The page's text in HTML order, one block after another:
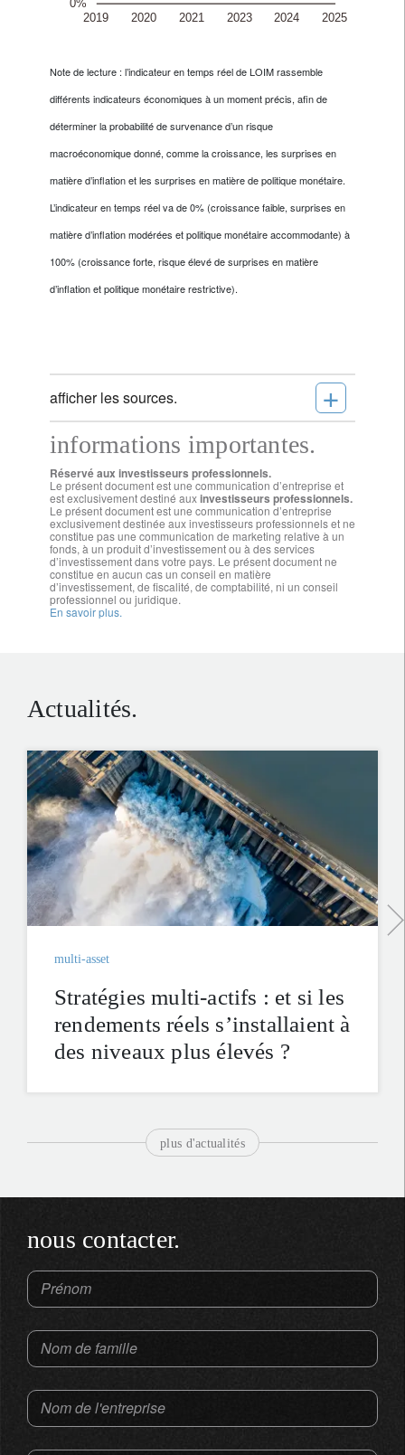
Note de lecture : l’indicateur en temps réel de LOIM rassemble
différents indicateurs économiques à un moment précis, afin de
déterminer la probabilité de survenance d’un risque
macroéconomique donné, comme la croissance, les surprises en
matière d’inflation et les surprises en matière de politique monétaire.
L’indicateur en temps réel va de 0% (croissance faible, surprises en
matière d’inflation modérées et politique monétaire accommodante) à
100% (croissance forte, risque élevé de surprises en matière
d’inflation et politique monétaire restrictive).
afficher les sources. +
informations importantes.
Réservé aux investisseurs professionnels.
Le présent document est une communication d’entreprise et
est exclusivement destiné auxinvestisseurs professionnels.
Le présent document est une communication d’entreprise
exclusivement destinée aux investisseurs professionnels et ne
constitue pas une communication de marketing relative à un
fonds, à un produit d’investissement ou à des services
d’investissement dans votre pays. Le présent document ne
constitue en aucun cas un conseil en matière
d’investissement, de fiscalité, de comptabilité, ni un conseil
professionnel ou juridique.
En savoir plus.
Actualités.
multi-asset
Stratégies multi-actifs : et si les
rendements réels s’installaient à
des niveaux plus élevés ?
plus d'actualités
nous contacter.
Prénom
Nom de famille
Nom de l'entreprise